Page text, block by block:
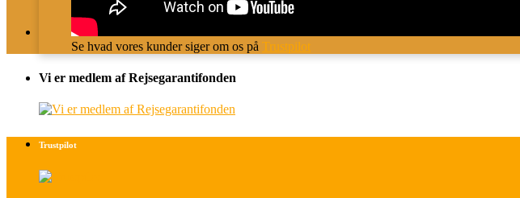
Se hvad vores kunder siger om os på Trustpilot
Vi er medlem af Rejsegarantifonden
Trustpilot